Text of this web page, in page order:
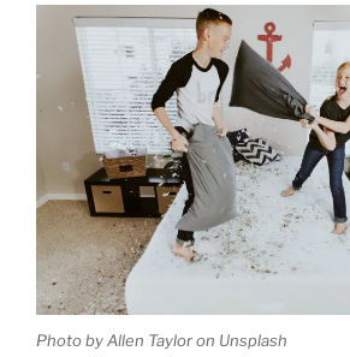
Photo by Allen Taylor on Unsplash